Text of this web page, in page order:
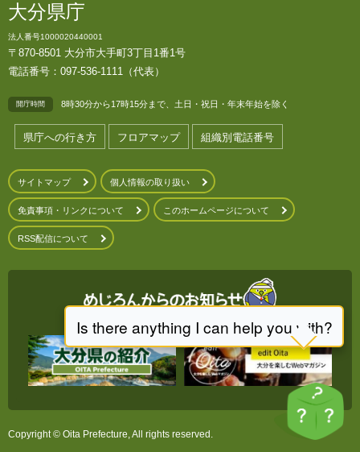
大分県庁
法人番号1000020440001
〒870-8501 大分市大手町3丁目1番1号
電話番号：097-536-1111（代表）
開庁時間 8時30分から17時15分まで、土日・祝日・年末年始を除く
県庁への行き方 フロアマップ 組織別電話番号
サイトマップ 個人情報の取り扱い
免責事項・リンクについて このホームページについて
RSS配信について
Copyright © Oita Prefecture, All rights reserved.